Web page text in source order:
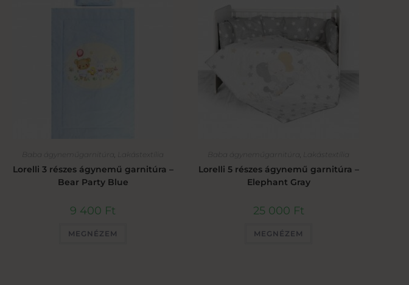
Baba ágyneműgarnitúra, Lakástextília
Lorelli 3 részes ágynemű garnitúra –
Bear Party Blue
9 400 Ft
MEGNÉZEM
Baba ágyneműgarnitúra, Lakástextília
Lorelli 5 részes ágynemű garnitúra –
Elephant Gray
25 000 Ft
MEGNÉZEM